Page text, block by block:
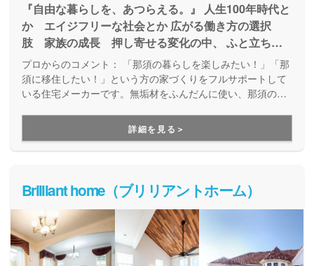
『自由な暮らしを、あつらえる。』 人生100年時代と
か エイジフリーな社会とか 広がる働き方の選択
肢 家族の成長 押し寄せる変化の中、 ふと立ち止
まり考える自分自身の「生き方」。 「人生を楽しむ
ってなんだろう」 そんなライフ・シフトのはじまり
に わたしたちall in houseは「住む」を通じて、 ここ
のびをせずに好きなものだけ連れて行く。 「自分ら
しさ」と「自由」に出会える、 生き方を変える住ま
プロからのコメント：
「那須の暮らしを楽しみたい！」「那
須に移住したい！」という方の家づくりをフルサポートして
いる住宅メーカーです。無垢材をふんだんに使い、那須の自
す。家づくりコーディネーターと設計士が、理想の家を実現
します。
詳細を見る＞
Brilliant home（ブリリアントホーム）